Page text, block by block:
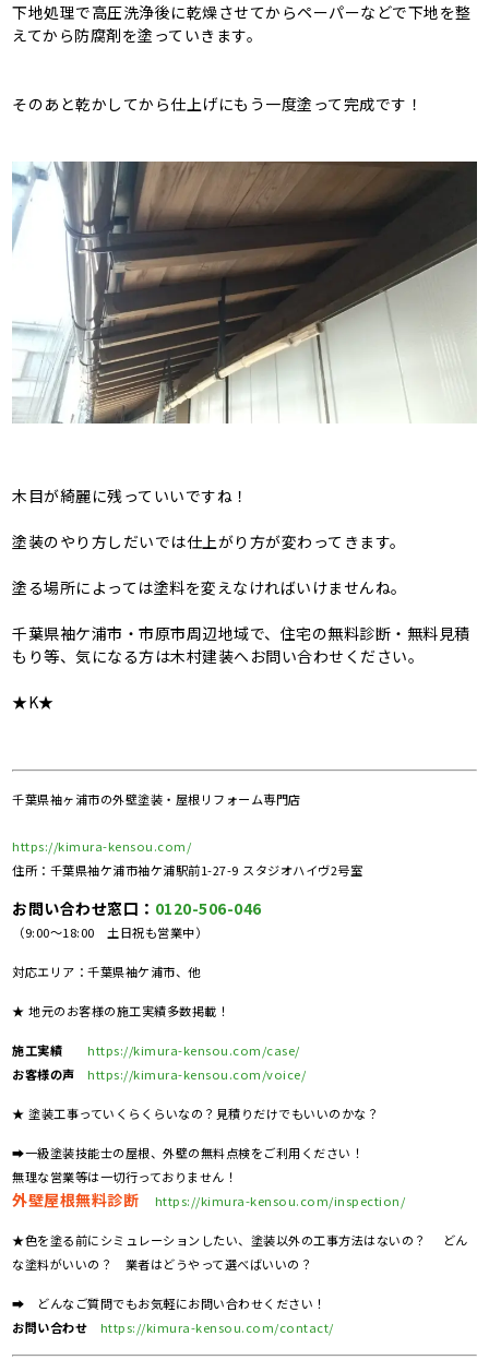
下地処理で高圧洗浄後に乾燥させてからペーパーなどで下地を整
えてから防腐剤を塗っていきます。
そのあと乾かしてから仕上げにもう一度塗って完成です！
木目が綺麗に残っていいですね！
塗装のやり方しだいでは仕上がり方が変わってきます。
塗る場所によっては塗料を変えなければいけませんね。
千葉県袖ケ浦市・市原市周辺地域で、住宅の無料診断・無料見積
もり等、気になる方は木村建装へお問い合わせください。
★K★
千葉県袖ヶ浦市の外壁塗装・屋根リフォーム専門店
https://kimura-kensou.com/
住所：千葉県袖ケ浦市袖ケ浦駅前1-27-9 スタジオハイヴ2号室
お問い合わせ窓口： 0120-506-046
（9:00～18:00 土日祝も営業中）
対応エリア：千葉県袖ケ浦市、他
★ 地元のお客様の施工実績多数掲載！
施工実績
https://kimura-kensou.com/case/
お客様の声
https://kimura-kensou.com/voice/
★ 塗装工事っていくらくらいなの？見積りだけでもいいのかな？
➡一級塗装技能士の屋根、外壁の無料点検をご利用ください！
無理な営業等は一切行っておりません！
外壁屋根無料診断 https://kimura-kensou.com/inspection/
★色を塗る前にシミュレーションしたい、塗装以外の工事方法はないの？ どん
な塗料がいいの？ 業者はどうやって選べばいいの？
➡ どんなご質問でもお気軽にお問い合わせください！
お問い合わせ
https://kimura-kensou.com/contact/